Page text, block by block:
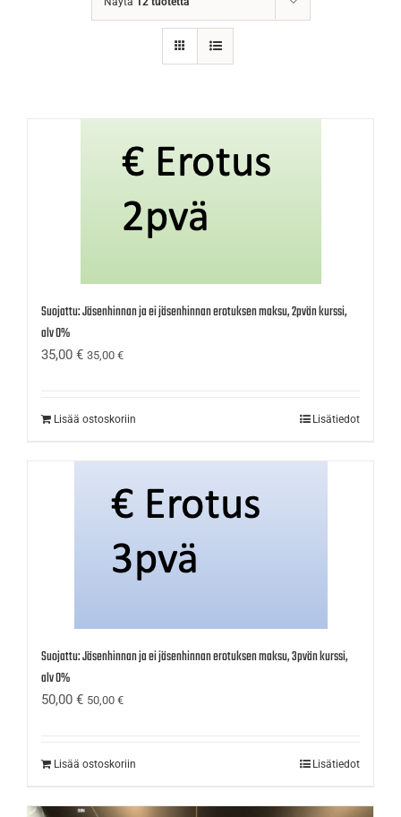
Suojattu: Jäsenhinnan ja ei jäsenhinnan erotuksen maksu, 2pvän kurssi,
alv 0%
35,00 € 35,00 €
Lisää ostoskoriin Lisätiedot
Suojattu: Jäsenhinnan ja ei jäsenhinnan erotuksen maksu, 3pvän kurssi,
alv 0%
50,00 € 50,00 €
Lisää ostoskoriin Lisätiedot